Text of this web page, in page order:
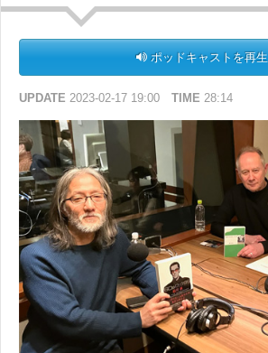
ポッドキャストを再生
UPDATE 2023-02-17 19:00 TIME 28:14